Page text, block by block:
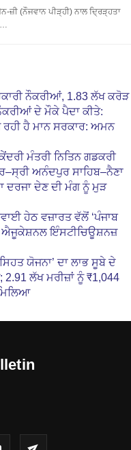
ਜ਼ੀ (ਨੌਜਵਾਨ ਪੀੜ੍ਹੀ) ਨਾਲ ਦ੍ਰਿੜ੍ਹਤਾ
ਨੌਕਰੀਆਂ, 1.83 ਲੱਖ ਕਰੋੜ
ਦੇ ਮੌਕੇ ਪੈਦਾ ਕੀਤੇ:
ਰਹੀ ਹੈ ਮਾਨ ਸਰਕਾਰ: ਅਮਨ
ਮੰਤਰੀ ਨਿਤਿਨ ਗਡਕਰੀ
ਅਨੰਦਪੁਰ ਸਾਹਿਬ–ਨੈਣਾ
ਦਰਜਾ ਦੇਣ ਦੀ ਮੰਗ ਨੂੰ ਮੁੜ
ਹੇਠ ਵਜ਼ਾਰਤ ਵੱਲੋਂ ‘ਪੰਜਾਬ
ਇੰਸਟੀਚਿਊਸ਼ਨਜ਼
ਯੋਜਨਾ’ ਦਾ ਲਾਭ ਸੂਬੇ ਦੇ
ਲੱਖ ਮਰੀਜ਼ਾਂ ਨੂੰ ₹1,044